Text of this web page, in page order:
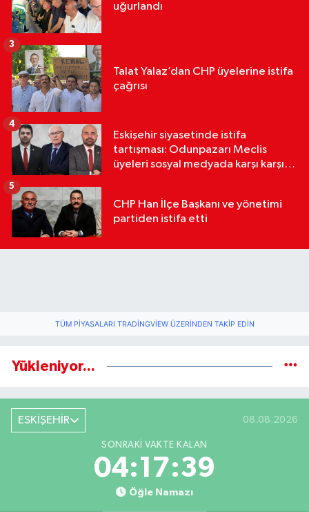
uğurlandı
Talat Yalaz’dan CHP üyelerine istifa
çağrısı
3
Eskişehir siyasetinde istifa
tartışması: Odunpazarı Meclis
üyeleri sosyal medyada karşı karşıya
4
CHP Han İlçe Başkanı ve yönetimi
partiden istifa etti
5
TÜM PIYASALARI TRADINGVIEW ÜZERINDEN TAKIP EDIN
Yükleniyor...
ESKİŞEHİR 08.08.2026
SONRAKI VAKTE KALAN
04:17:38
Öğle Namazı